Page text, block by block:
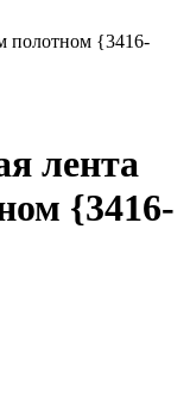
полотном {3416-
лента
{3416-